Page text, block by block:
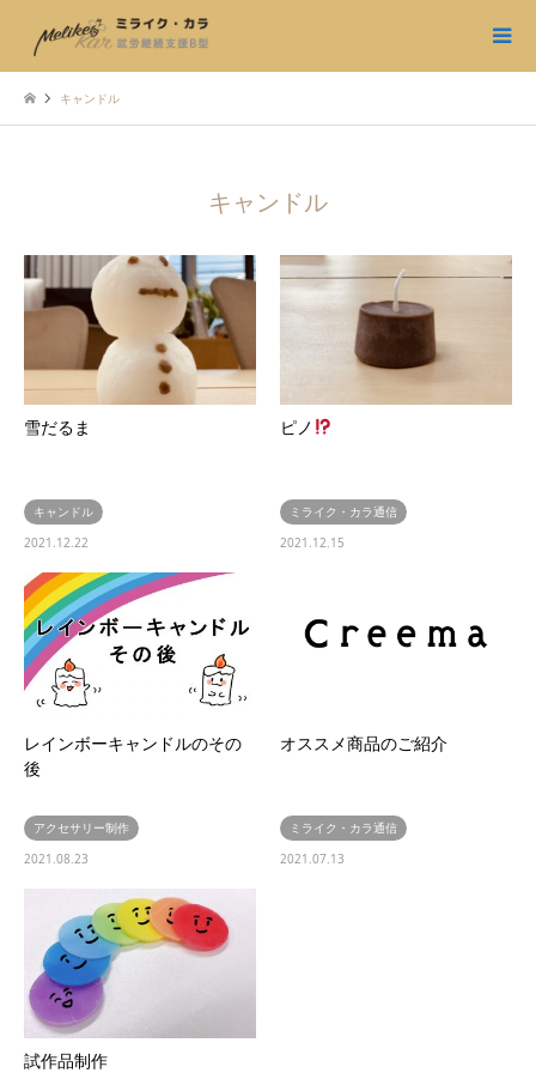
キャンドル
キャンドル
雪だるま
キャンドル
2021.12.22
ピノ
ミライク・カラ通信
2021.12.15
レインボーキャンドルのその
後
アクセサリー制作
2021.08.23
オススメ商品のご紹介
ミライク・カラ通信
2021.07.13
試作品制作